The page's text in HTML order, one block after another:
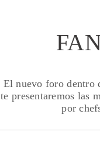
El nuevo foro dentro
te presentaremos las
por